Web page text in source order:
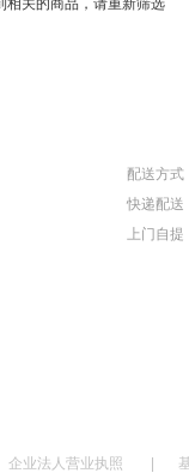
相关的商品，请重新筛选
配送方式
快递配送
上门自提
企业法人营业执照